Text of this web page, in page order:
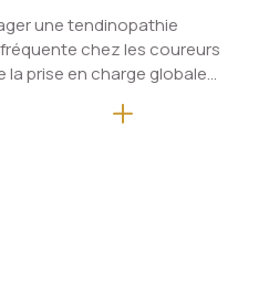
traité en
une tendinopathie
chez les coureurs
la prise en charge globale